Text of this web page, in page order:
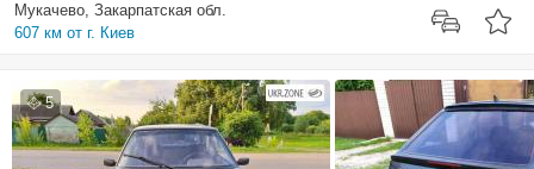
Мукачево, Закарпатская обл.
607 км от г. Киев
5